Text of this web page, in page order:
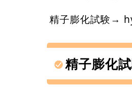
精子膨化試験→
精子膨化